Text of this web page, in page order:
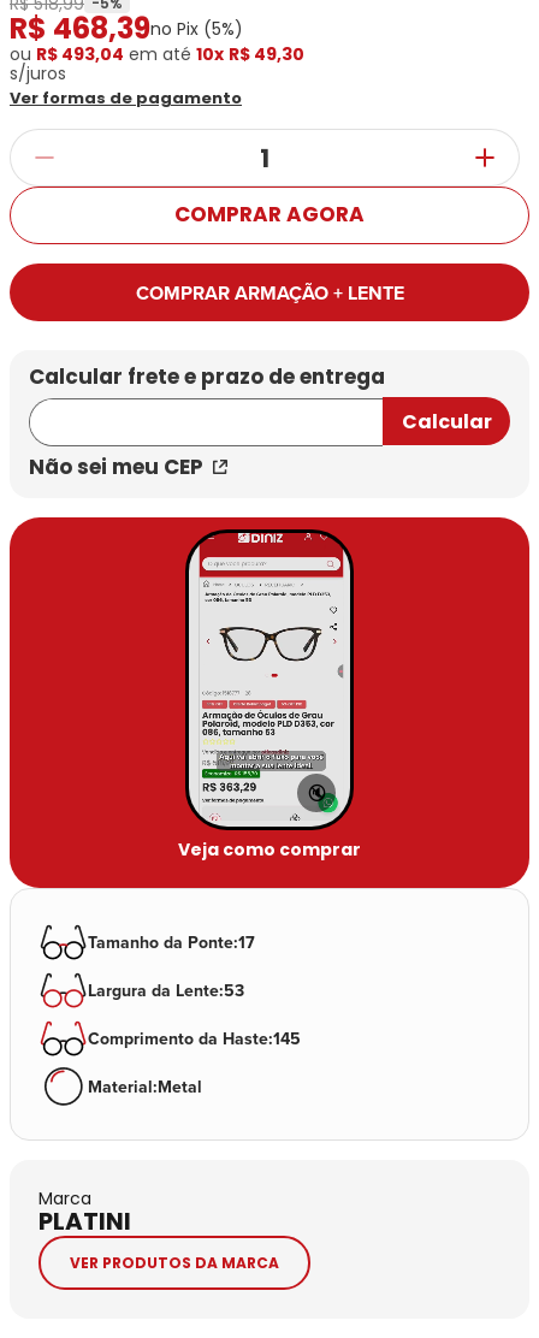
Ban
Todas
as
Marcas
Marcas
Exclusivas
Dii
DNZ
Todas
Miu
Polaroid
Vogue
Todas
as
Marcas
Marcas
Collection
Totas
Bulget
Todas
as
Marcas
Marcas
Exclusivas
Dii
Hit
Unissex
Marcas
Exclusivas
Dii
Collection
DNZ
Hit
R$ 468,39no Pix (5%)
ou R$ 493,04 em até 10x R$ 49,30
s/juros
Ver formas de pagamento
COMPRAR AGORA
COMPRAR ARMAÇÃO + LENTE
Não sei meu CEP
🔇
Veja como comprar
Tamanho da Ponte:17
Largura da Lente:53
Comprimento da Haste:145
Material:Metal
Marca
PLATINI
VER PRODUTOS DA MARCA